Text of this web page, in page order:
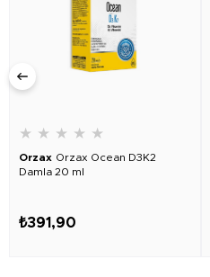
★ ★ ★ ★ ★
Orzax Orzax Ocean D3K2
Damla 20 ml
₺391,90